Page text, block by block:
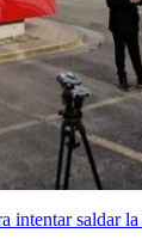
intentar saldar